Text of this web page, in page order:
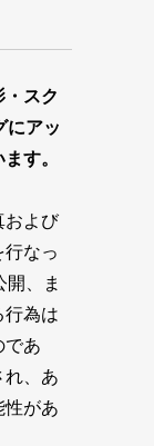
スク
にアッ
す。
および
なっ
、ま
行為は
であ
れ、あ
性があ